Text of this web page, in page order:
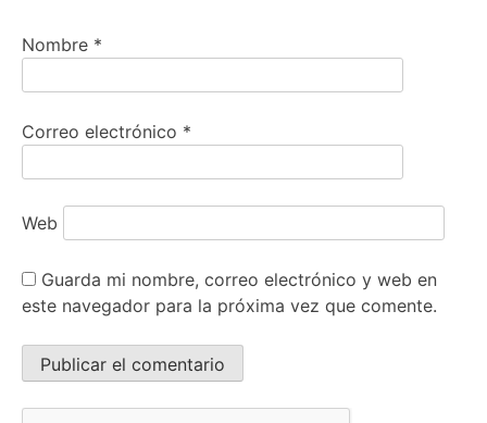
Nombre *
Correo electrónico *
Web
Guarda mi nombre, correo electrónico y web en
este navegador para la próxima vez que comente.